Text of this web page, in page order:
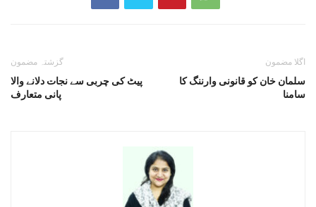
گزشتہ مضمون
پیٹ کی چربی سے نجات دلانے والا
پانی متعارف
اگلا مضمون
سلمان خان کو قانونی وارننگ کا
سامنا